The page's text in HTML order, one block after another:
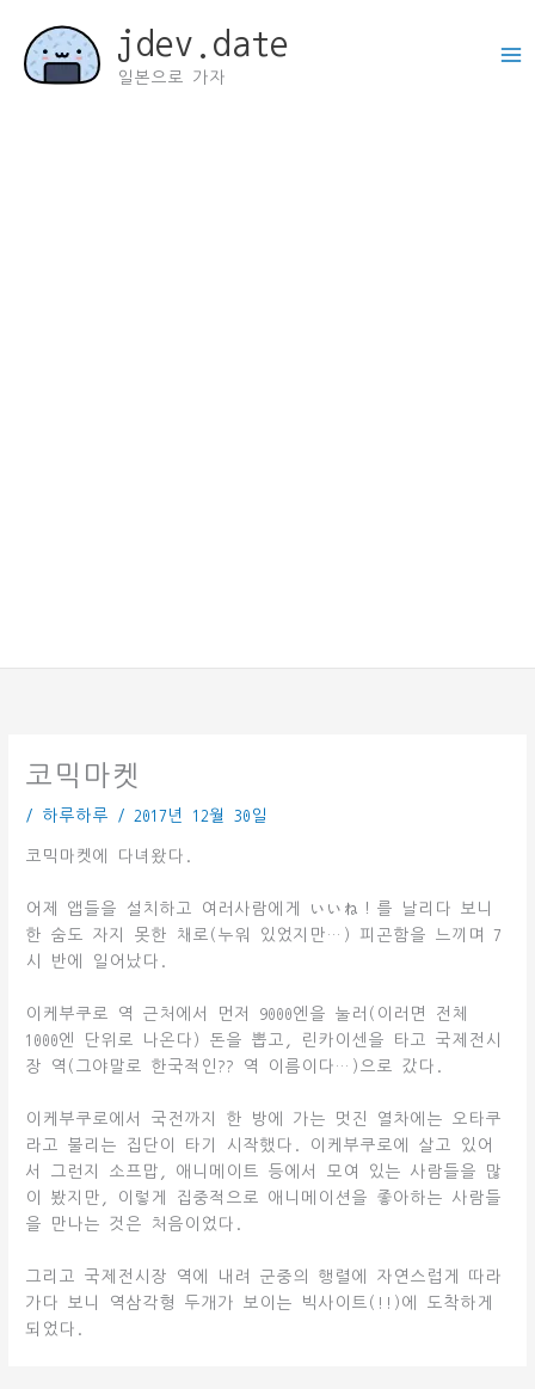
jdev.date
일본으로 가자
코믹마켓
/ 하루하루 / 2017년 12월 30일
코믹마켓에 다녀왔다.
어제 앱들을 설치하고 여러사람에게 いいね！를 날리다 보니
한 숨도 자지 못한 채로(누워 있었지만…) 피곤함을 느끼며 7
시 반에 일어났다.
이케부쿠로 역 근처에서 먼저 9000엔을 눌러(이러면 전체
1000엔 단위로 나온다) 돈을 뽑고, 린카이센을 타고 국제전시
장 역(그야말로 한국적인?? 역 이름이다…)으로 갔다.
이케부쿠로에서 국전까지 한 방에 가는 멋진 열차에는 오타쿠
라고 불리는 집단이 타기 시작했다. 이케부쿠로에 살고 있어
서 그런지 소프맙, 애니메이트 등에서 모여 있는 사람들을 많
이 봤지만, 이렇게 집중적으로 애니메이션을 좋아하는 사람들
을 만나는 것은 처음이었다.
그리고 국제전시장 역에 내려 군중의 행렬에 자연스럽게 따라
가다 보니 역삼각형 두개가 보이는 빅사이트(!!)에 도착하게
되었다.